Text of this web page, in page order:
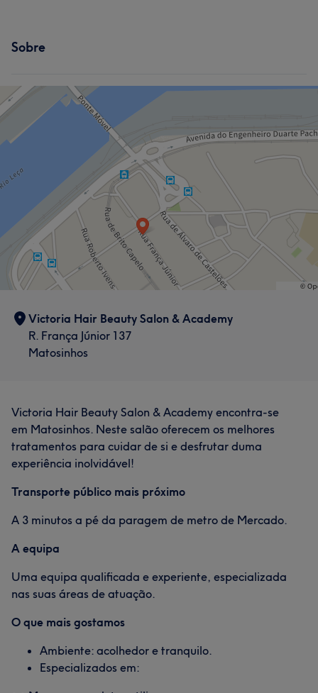
Sobre
Victoria Hair Beauty Salon & Academy
R. França Júnior 137
Matosinhos
Victoria Hair Beauty Salon & Academy encontra-se
em Matosinhos. Neste salão oferecem os melhores
tratamentos para cuidar de si e desfrutar duma
experiência inolvidável!
Transporte público mais próximo
A 3 minutos a pé da paragem de metro de Mercado.
A equipa
Uma equipa qualificada e experiente, especializada
nas suas áreas de atuação.
O que mais gostamos
Ambiente: acolhedor e tranquilo.
Especializados em: